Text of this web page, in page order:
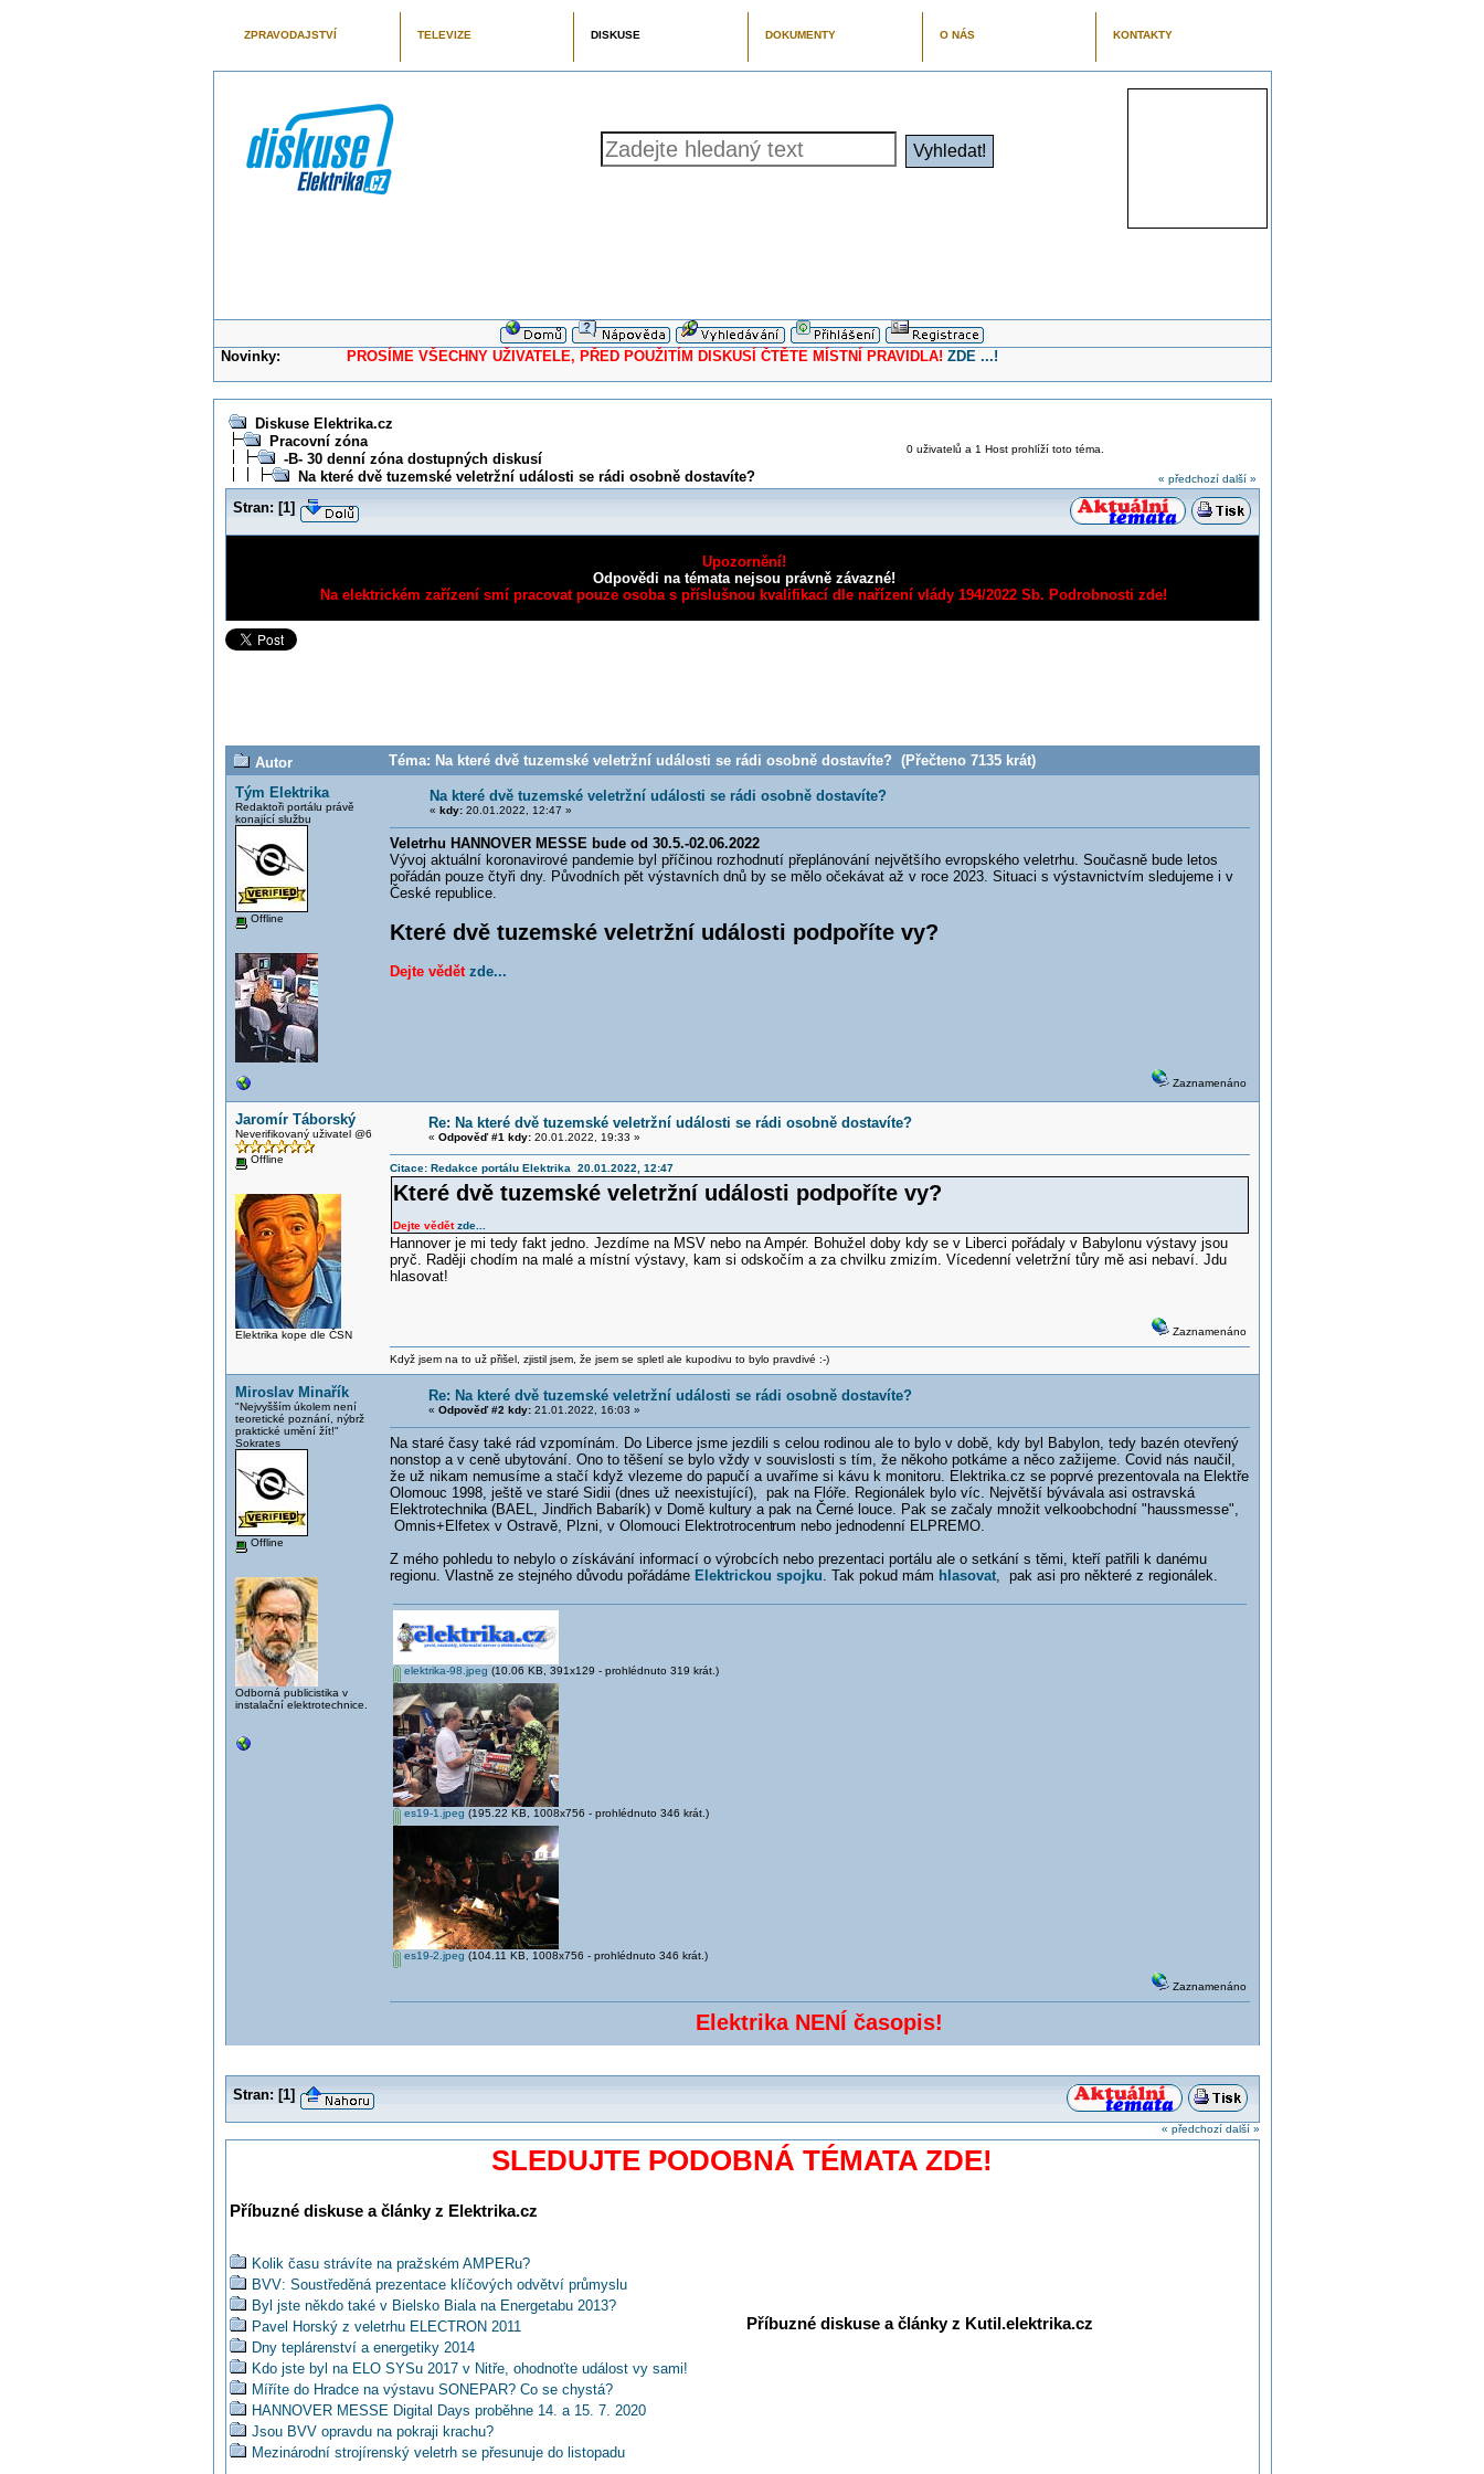
ZPRAVODAJSTVÍ TELEVIZE DISKUSE DOKUMENTY O NÁS KONTAKTY
Novinky: PROSÍME VŠECHNY UŽIVATELE, PŘED POUŽITÍM DISKUSÍ ČTĚTE MÍSTNÍ PRAVIDLA! ZDE ...!
Diskuse Elektrika.cz
Pracovní zóna
-B- 30 denní zóna dostupných diskusí
Na které dvě tuzemské veletržní události se rádi osobně dostavíte?
0 uživatelů a 1 Host prohlíží toto téma.
« předchozí další »
Stran: [1]
Upozornění!
Odpovědi na témata nejsou právně závazné!
Na elektrickém zařízení smí pracovat pouze osoba s příslušnou kvalifikací dle nařízení vlády 194/2022 Sb. Podrobnosti zde!
Autor
Téma: Na které dvě tuzemské veletržní události se rádi osobně dostavíte? (Přečteno 7135 krát)
Tým Elektrika
Redaktoři portálu právě
konající službu
Offline
Na které dvě tuzemské veletržní události se rádi osobně dostavíte?
« kdy:20.01.2022, 12:47 »
Veletrhu HANNOVER MESSE bude od 30.5.-02.06.2022
Vývoj aktuální koronavirové pandemie byl příčinou rozhodnutí přeplánování největšího evropského veletrhu. Současně bude letos
pořádán pouze čtyři dny. Původních pět výstavních dnů by se mělo očekávat až v roce 2023. Situaci s výstavnictvím sledujeme i v
České republice.
Které dvě tuzemské veletržní události podpoříte vy?
Dejte vědět zde...
Zaznamenáno
Jaromír Táborský
Neverifikovaný uživatel @6
Offline
Elektrika kope dle ČSN
Re: Na které dvě tuzemské veletržní události se rádi osobně dostavíte?
« Odpověď #1 kdy:20.01.2022, 19:33 »
Citace: Redakce portálu Elektrika 20.01.2022, 12:47
Které dvě tuzemské veletržní události podpoříte vy?
Dejte vědětzde...
Hannover je mi tedy fakt jedno. Jezdíme na MSV nebo na Ampér. Bohužel doby kdy se v Liberci pořádaly v Babylonu výstavy jsou
pryč. Raději chodím na malé a místní výstavy, kam si odskočím a za chvilku zmizím. Vícedenní veletržní tůry mě asi nebaví. Jdu
hlasovat!
Zaznamenáno
Když jsem na to už přišel, zjistil jsem, že jsem se spletl ale kupodivu to bylo pravdivé :-)
Miroslav Minařík
"Nejvyšším úkolem není
teoretické poznání, nýbrž
praktické umění žít!"
Sokrates
Offline
Odborná publicistika v
instalační elektrotechnice.
Re: Na které dvě tuzemské veletržní události se rádi osobně dostavíte?
« Odpověď #2 kdy:21.01.2022, 16:03 »
Na staré časy také rád vzpomínám. Do Liberce jsme jezdili s celou rodinou ale to bylo v době, kdy byl Babylon, tedy bazén otevřený
nonstop a v ceně ubytování. Ono to těšení se bylo vždy v souvislosti s tím, že někoho potkáme a něco zažijeme. Covid nás naučil,
že už nikam nemusíme a stačí když vlezeme do papučí a uvaříme si kávu k monitoru. Elektrika.cz se poprvé prezentovala na Elektře
Olomouc 1998, ještě ve staré Sidii (dnes už neexistující), pak na Flóře. Regionálek bylo víc. Největší bývávala asi ostravská
Elektrotechnika (BAEL, Jindřich Babarík) v Domě kultury a pak na Černé louce. Pak se začaly množit velkoobchodní "haussmesse",
Omnis+Elfetex v Ostravě, Plzni, v Olomouci Elektrotrocentrum nebo jednodenní ELPREMO.
Z mého pohledu to nebylo o získávání informací o výrobcích nebo prezentaci portálu ale o setkání s těmi, kteří patřili k danému
regionu. Vlastně ze stejného důvodu pořádáme Elektrickou spojku. Tak pokud mám hlasovat, pak asi pro některé z regionálek.
elektrika-98.jpeg (10.06 KB, 391x129 - prohlédnuto 319 krát.)
es19-1.jpeg (195.22 KB, 1008x756 - prohlédnuto 346 krát.)
es19-2.jpeg (104.11 KB, 1008x756 - prohlédnuto 346 krát.)
Zaznamenáno
Elektrika NENÍ časopis!
Stran: [1]
« předchozí další »
SLEDUJTE PODOBNÁ TÉMATA ZDE!
Příbuzné diskuse a články z Elektrika.cz
Kolik času strávíte na pražském AMPERu?
BVV: Soustředěná prezentace klíčových odvětví průmyslu
Byl jste někdo také v Bielsko Biala na Energetabu 2013?
Pavel Horský z veletrhu ELECTRON 2011
Dny teplárenství a energetiky 2014
Kdo jste byl na ELO SYSu 2017 v Nitře, ohodnoťte událost vy sami!
Míříte do Hradce na výstavu SONEPAR? Co se chystá?
HANNOVER MESSE Digital Days proběhne 14. a 15. 7. 2020
Jsou BVV opravdu na pokraji krachu?
Mezinárodní strojírenský veletrh se přesunuje do listopadu
Příbuzné diskuse a články z Kutil.elektrika.cz